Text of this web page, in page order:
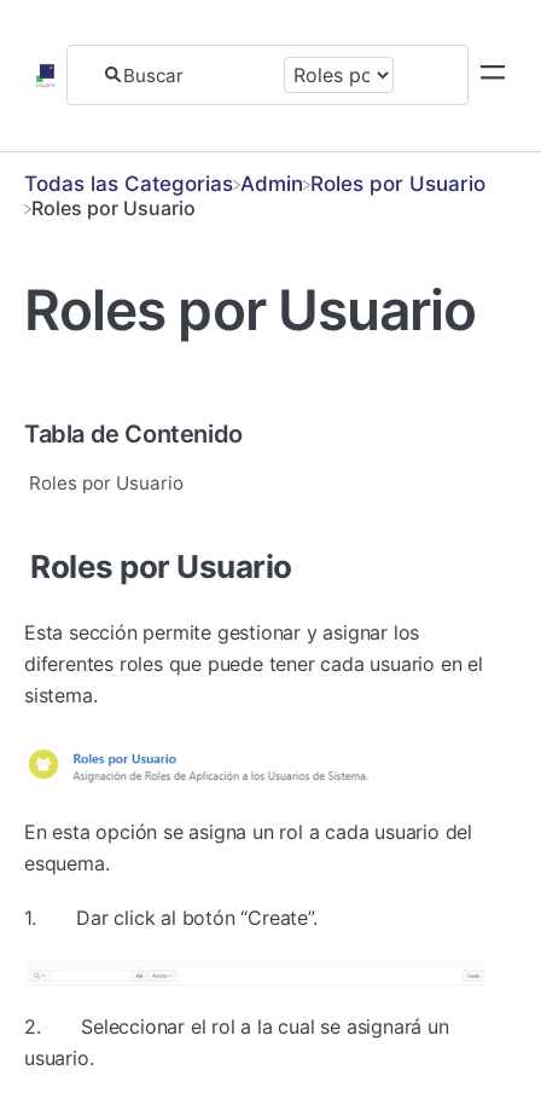
Todas las Categorias ​Admin ​Roles por Usuario
Roles por Usuario
Roles por Usuario
Tabla de Contenido
Roles por Usuario
Roles por Usuario
Esta sección permite gestionar y asignar los
diferentes roles que puede tener cada usuario en el
sistema.
En esta opción se asigna un rol a cada usuario del
esquema.
1. Dar click al botón “Create”.
2. Seleccionar el rol a la cual se asignará un
usuario.